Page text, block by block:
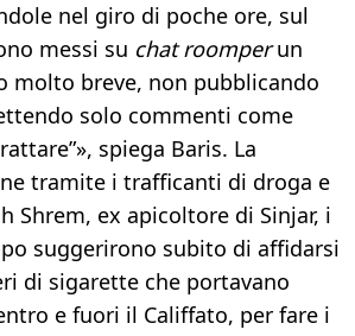
nel giro di poche ore, sul
messi su chat roomperun
molto breve, non pubblicando
solo commenti come
spiega Baris. La
tramite i trafficanti di droga e
Shrem, ex apicoltore di Sinjar, i
suggerirono subito di affidarsi
di sigarette che portavano
e fuori il Califfato, per fare i